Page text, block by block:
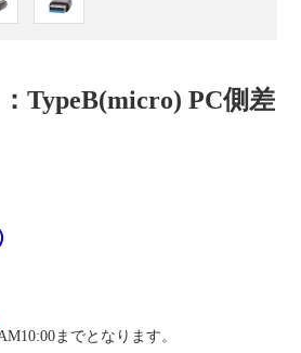
TypeB(micro) PC側差
までとなります。